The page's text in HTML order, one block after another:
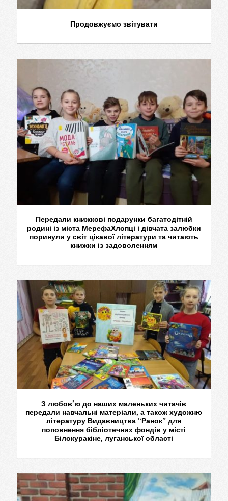
Продовжуємо звітувати
Передали книжкові подарунки багатодітній
родині із міста МерефаХлопці і дівчата залюбки
поринули у світ цікавої літератури та читають
книжки із задоволенням
З любов’ю до наших маленьких читачів
передали навчальні матеріали, а також художню
літературу Видавництва “Ранок” для
поповнення бібліотечних фондів у місті
Білокуракіне, луганської області